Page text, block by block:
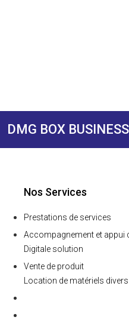
DMG BOX
Nos Services
Prestations de services
Accompagnement et appui
Digitale solution
Vente de produit
Location de matériels divers